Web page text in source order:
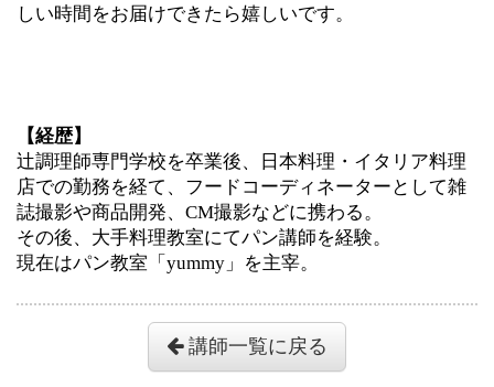
しい時間をお届けできたら嬉しいです。
【経歴】
辻調理師専門学校を卒業後、日本料理・イタリア料理
店での勤務を経て、フードコーディネーターとして雑
誌撮影や商品開発、CM撮影などに携わる。
その後、大手料理教室にてパン講師を経験。
現在はパン教室「yummy」を主宰。
講師一覧に戻る